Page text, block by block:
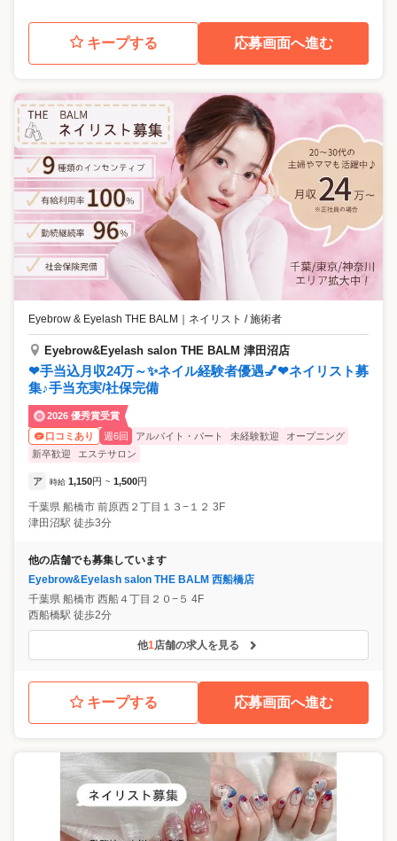
キープする 応募画面へ進む
Eyebrow & Eyelash THE BALM ネイリスト / 施術者
Eyebrow&Eyelash salon THE BALM 津田沼店
❤手当込月収24万～✨ネイル経験者優遇💅❤ネイリスト募
集♪手当充実/社保完備
2026 優秀賞受賞
口コミあり
週6回 アルバイト・パート 未経験歓迎
オープニング
新卒歓迎
エステサロン
ア 時給 1,150円 ~ 1,500円
千葉県 船橋市 前原西２丁目１３−１２ 3F
津田沼駅 徒歩3分
他の店舗でも募集しています
Eyebrow&Eyelash salon THE BALM 西船橋店
千葉県 船橋市 西船４丁目２０−５ 4F
西船橋駅 徒歩2分
他1店舗の求人を見る
キープする 応募画面へ進む